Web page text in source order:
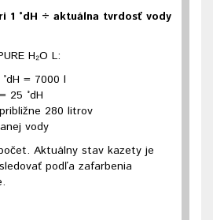
1 °dH ÷ aktuálna tvrdosť vody
H₂O L:
= 7000 l
25 °dH
280 litrov
vody
Aktuálny stav kazety je
podľa zafarbenia